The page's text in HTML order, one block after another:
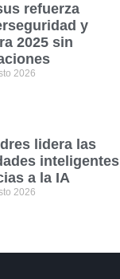
refuerza
y
2025 sin
2026
lidera las
inteligentes
a la IA
2026